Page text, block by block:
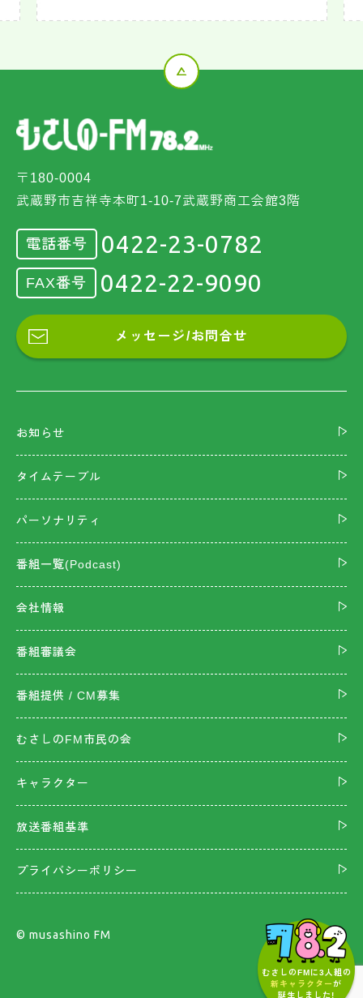
むさしのFMに3人組の
新キャラクターが
誕生しました!
〒180-0004
武蔵野市吉祥寺本町1-10-7武蔵野商工会館3階
電話番号 0422-23-0782
FAX番号 0422-22-9090
メッセージ/お問合せ
お知らせ
タイムテーブル
パーソナリティ
番組一覧(Podcast)
会社情報
番組審議会
番組提供 / CM募集
むさしのFM市民の会
キャラクター
放送番組基準
プライバシーポリシー
©︎ musashino FM